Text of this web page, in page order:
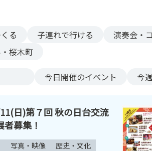
る
子連れで行ける 演奏会・
桜木町
今日開催のイベント 今週
11(日)第７回 秋の日台交流
募集！
写真・映像
歴史・文化